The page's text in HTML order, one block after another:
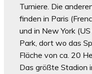
Turniere. Die
finden in Paris
und in New York
Park, dort wo das
Fläche von ca. 20
Das größte Stadion